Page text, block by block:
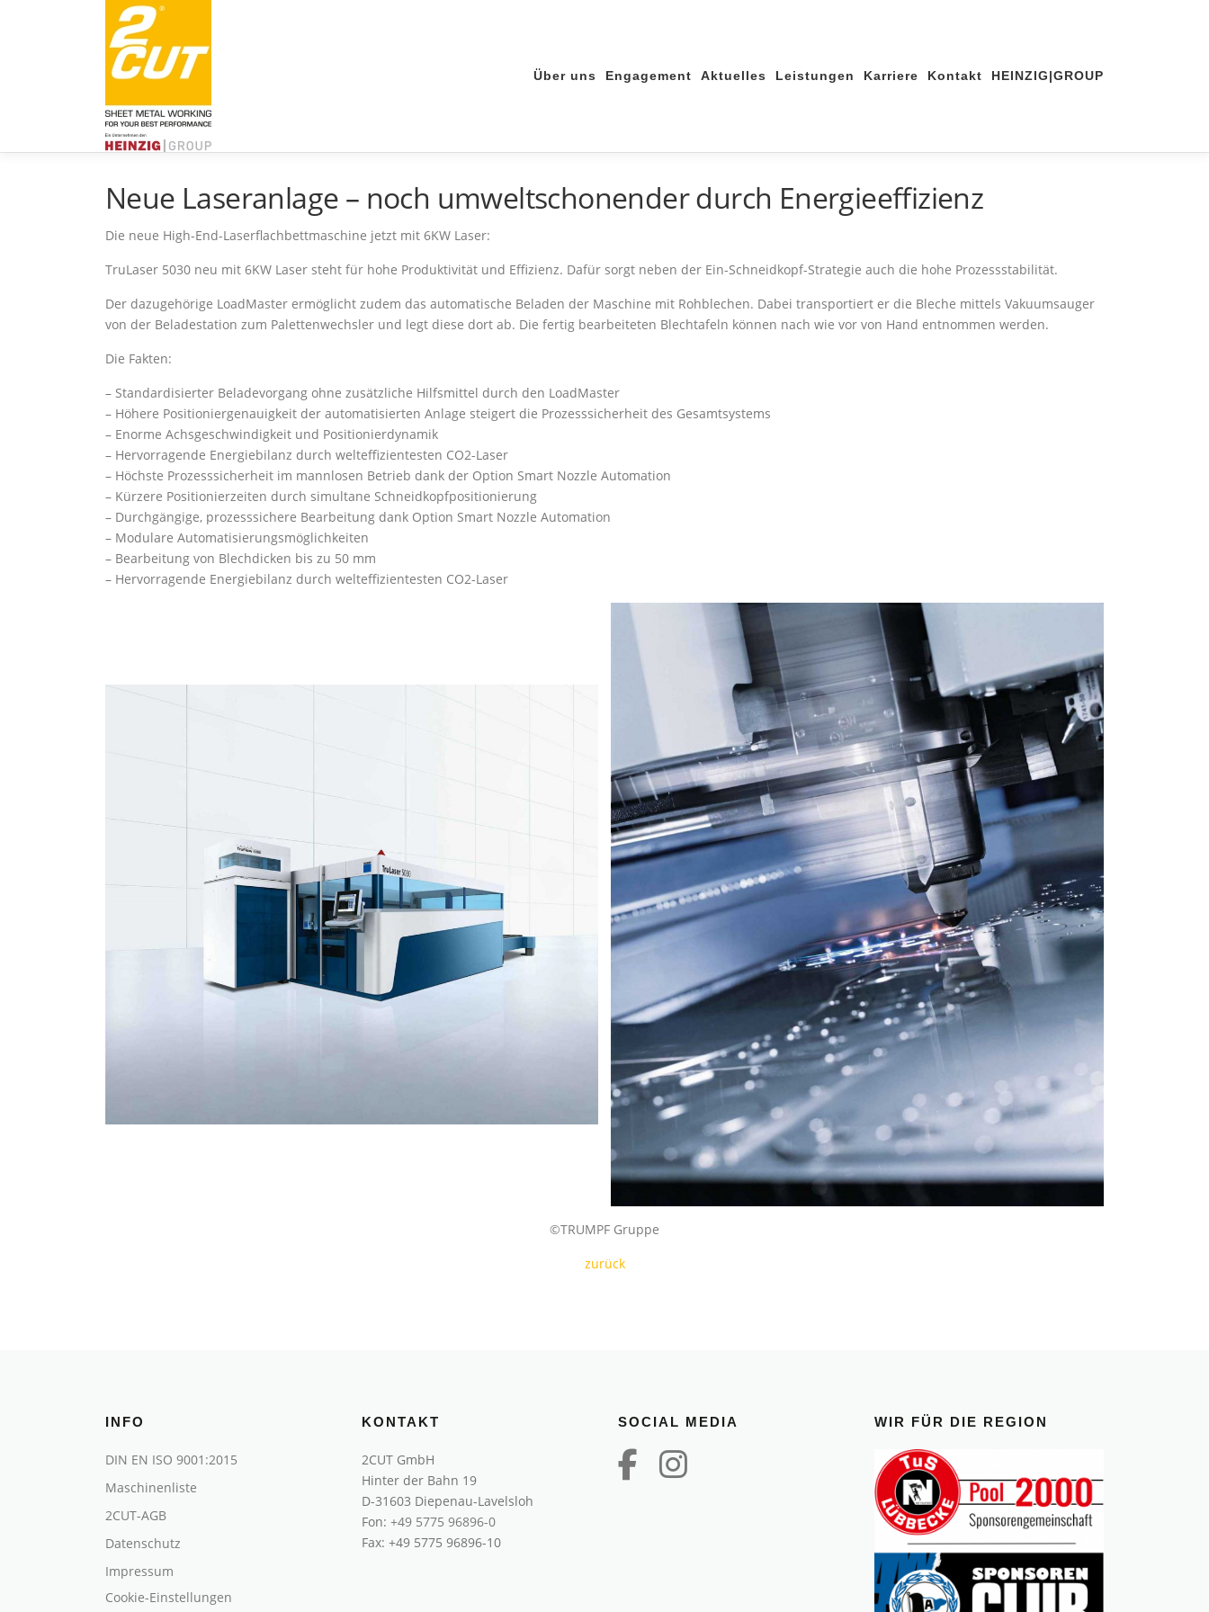
Über uns Engagement Aktuelles Leistungen Karriere Kontakt HEINZIG|GROUP
Neue Laseranlage – noch umweltschonender durch Energieeffizienz
Die neue High-End-Laserflachbettmaschine jetzt mit 6KW Laser:
TruLaser 5030 neu mit 6KW Laser steht für hohe Produktivität und Effizienz. Dafür sorgt neben der Ein-Schneidkopf-Strategie auch die hohe Prozessstabilität.
Der dazugehörige LoadMaster ermöglicht zudem das automatische Beladen der Maschine mit Rohblechen. Dabei transportiert er die Bleche mittels Vakuumsauger
von der Beladestation zum Palettenwechsler und legt diese dort ab. Die fertig bearbeiteten Blechtafeln können nach wie vor von Hand entnommen werden.
Die Fakten:
– Standardisierter Beladevorgang ohne zusätzliche Hilfsmittel durch den LoadMaster
– Höhere Positioniergenauigkeit der automatisierten Anlage steigert die Prozesssicherheit des Gesamtsystems
– Enorme Achsgeschwindigkeit und Positionierdynamik
– Hervorragende Energiebilanz durch welteffizientesten CO2-Laser
– Höchste Prozesssicherheit im mannlosen Betrieb dank der Option Smart Nozzle Automation
– Kürzere Positionierzeiten durch simultane Schneidkopfpositionierung
– Durchgängige, prozesssichere Bearbeitung dank Option Smart Nozzle Automation
– Modulare Automatisierungsmöglichkeiten
– Bearbeitung von Blechdicken bis zu 50 mm
– Hervorragende Energiebilanz durch welteffizientesten CO2-Laser
©TRUMPF Gruppe
zurück
INFO
DIN EN ISO 9001:2015
Maschinenliste
2CUT-AGB
Datenschutz
Impressum
Cookie-Einstellungen
KONTAKT
2CUT GmbH
Hinter der Bahn 19
D-31603 Diepenau-Lavelsloh
Fon: +49 5775 96896-0
Fax: +49 5775 96896-10
SOCIAL MEDIA WIR FÜR DIE REGION